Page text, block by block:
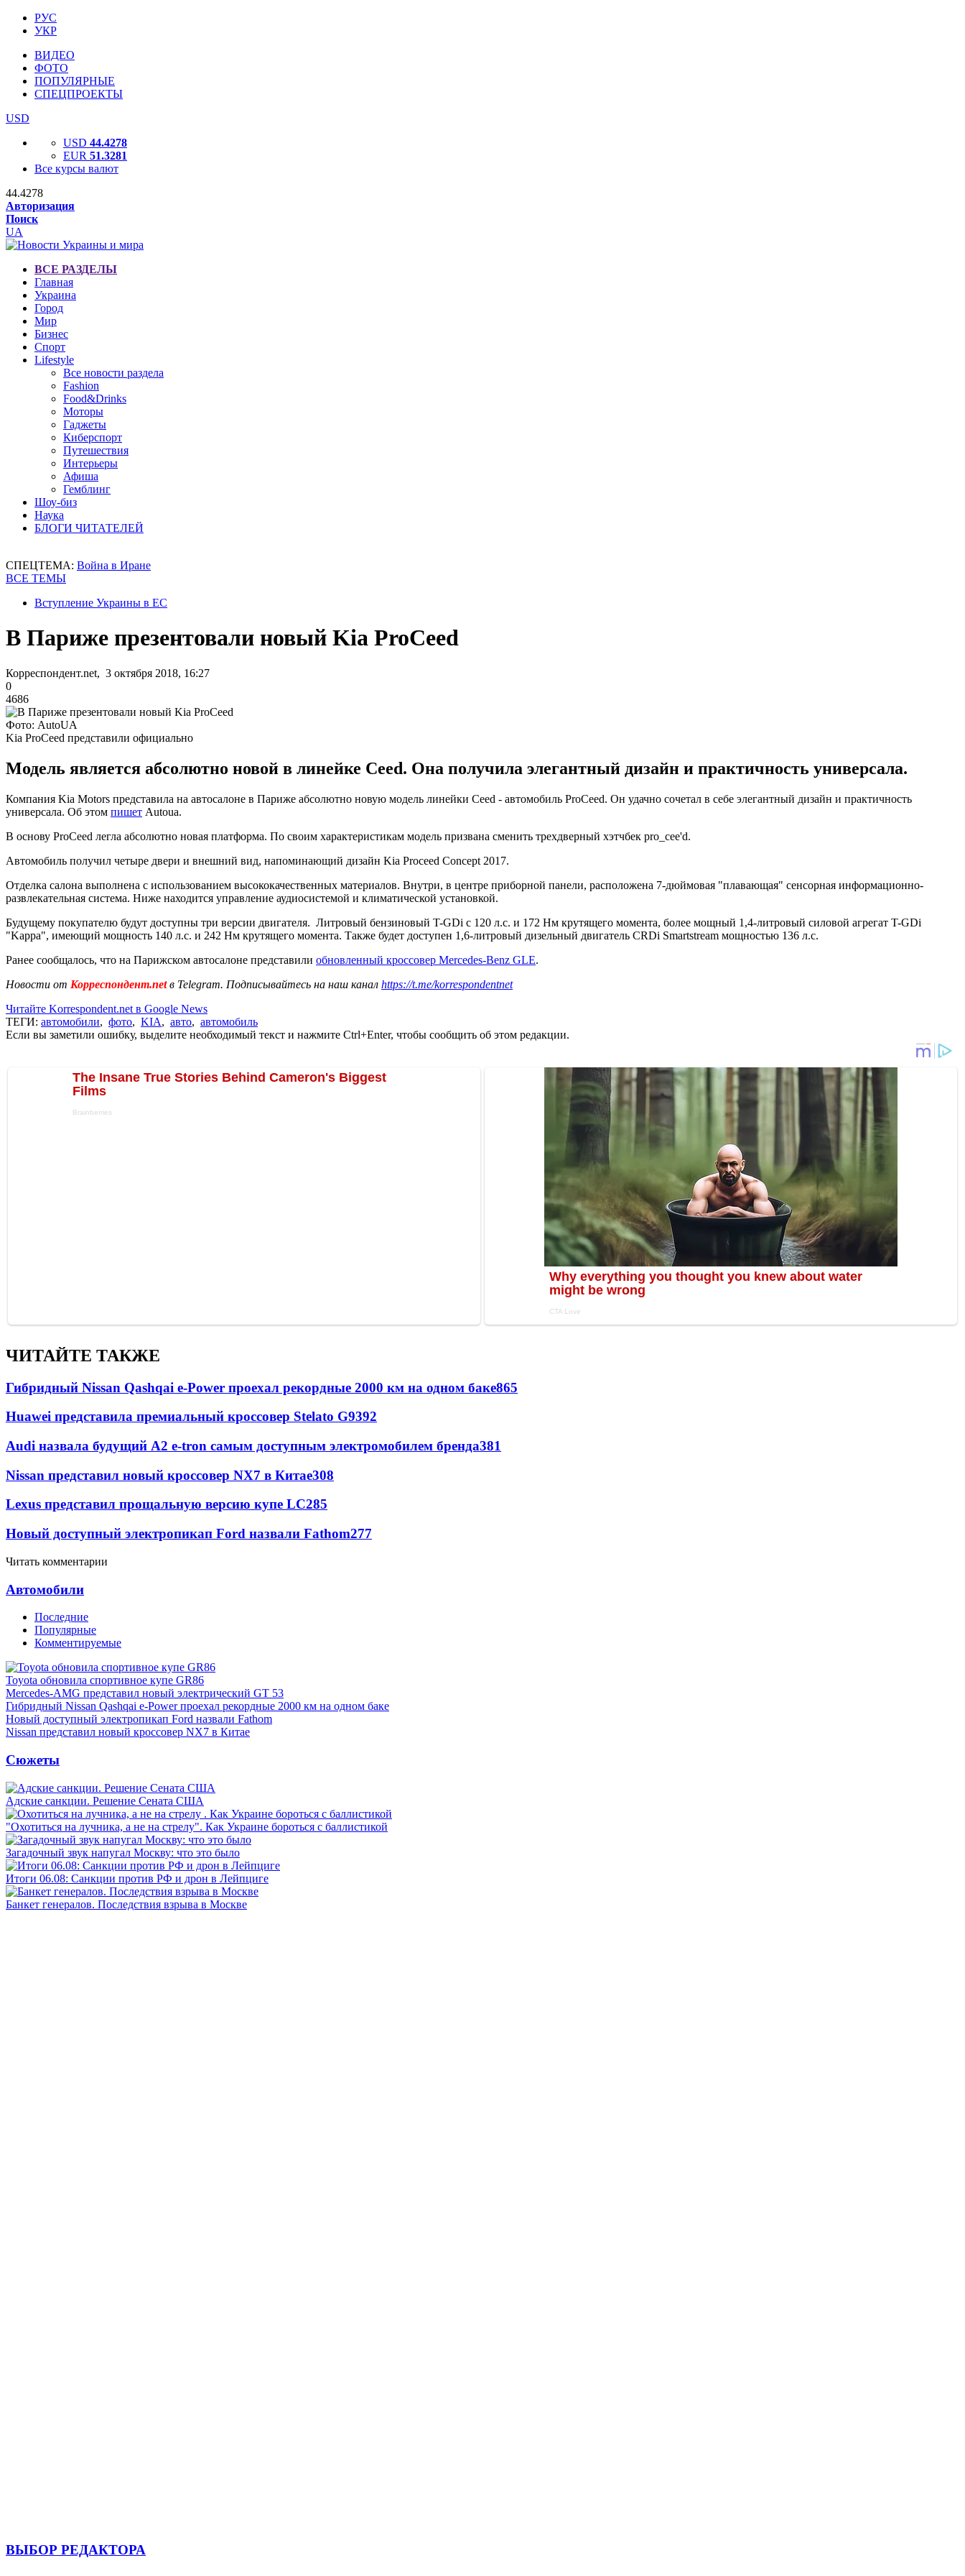
РУС
УКР
ВИДЕО
ФОТО
ПОПУЛЯРНЫЕ
СПЕЦПРОЕКТЫ
USD
USD 44.4278
EUR 51.3281
Все курсы валют
44.4278
Авторизация
Поиск
UA
ВСЕ РАЗДЕЛЫ
Главная
Украина
Город
Мир
Бизнес
Спорт
Lifestyle
Все новости раздела
Fashion
Food&Drinks
Моторы
Гаджеты
Киберспорт
Путешествия
Интерьеры
Афиша
Гемблинг
Шоу-биз
Наука
БЛОГИ ЧИТАТЕЛЕЙ
СПЕЦТЕМА: Война в Иране
ВСЕ ТЕМЫ
Вступление Украины в ЕС
В Париже презентовали новый Kia ProCeed
Корреспондент.net, 3 октября 2018, 16:27
0
4686
Фото: AutoUA
Kia ProCeed представили официально
Модель является абсолютно новой в линейке Ceed. Она получила элегантный дизайн и практичность универсала.
Компания Kia Motors представила на автосалоне в Париже абсолютно новую модель линейки Ceed - автомобиль ProCeed. Он удачно сочетал в себе элегантный дизайн и практичность
универсала. Об этом пишет Autoua.
В основу ProCeed легла абсолютно новая платформа. По своим характеристикам модель призвана сменить трехдверный хэтчбек pro_cee'd.
Автомобиль получил четыре двери и внешний вид, напоминающий дизайн Kia Proceed Concept 2017.
Отделка салона выполнена с использованием высококачественных материалов. Внутри, в центре приборной панели, расположена 7-дюймовая "плавающая" сенсорная информационно-
развлекательная система. Ниже находится управление аудиосистемой и климатической установкой.
Будущему покупателю будут доступны три версии двигателя. Литровый бензиновый T-GDi с 120 л.с. и 172 Нм крутящего момента, более мощный 1,4-литровый силовой агрегат T-GDi
"Kappa", имеющий мощность 140 л.с. и 242 Нм крутящего момента. Также будет доступен 1,6-литровый дизельный двигатель CRDi Smartstream мощностью 136 л.с.
Ранее сообщалось, что на Парижском автосалоне представили обновленный кроссовер Mercedes-Benz GLE.
Новости от Корреспондент.netв Telegram. Подписывайтесь на наш канал https://t.me/korrespondentnet
Читайте Korrespondent.net в Google News
ТЕГИ: автомобили, фото, KIA, авто, автомобиль
Если вы заметили ошибку, выделите необходимый текст и нажмите Ctrl+Enter, чтобы сообщить об этом редакции.
ЧИТАЙТЕ ТАКЖЕ
Гибридный Nissan Qashqai e-Power проехал рекордные 2000 км на одном баке865
Huawei представила премиальный кроссовер Stelato G9392
Audi назвала будущий A2 e-tron самым доступным электромобилем бренда381
Nissan представил новый кроссовер NX7 в Китае308
Lexus представил прощальную версию купе LC285
Новый доступный электропикап Ford назвали Fathom277
Читать комментарии
Автомобили
Последние
Популярные
Комментируемые
Toyota обновила спортивное купе GR86
Mercedes-AMG представил новый электрический GT 53
Гибридный Nissan Qashqai e-Power проехал рекордные 2000 км на одном баке
Новый доступный электропикап Ford назвали Fathom
Nissan представил новый кроссовер NX7 в Китае
Сюжеты
Адские санкции. Решение Сената США
"Охотиться на лучника, а не на стрелу". Как Украине бороться с баллистикой
Загадочный звук напугал Москву: что это было
Итоги 06.08: Санкции против РФ и дрон в Лейпциге
Банкет генералов. Последствия взрыва в Москве
ВЫБОР РЕДАКТОРА